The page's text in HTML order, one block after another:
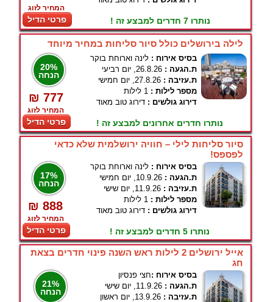
המחיר לזוג
פרטי הדיל נותרו 7 חדרים למבצע זה !
לילה בירושלים כולל סיור סליחות במחיר מיוחד
20%
הנחה
₪ 777
המחיר לזוג
פרטי הדיל
בסיס אירוח : לינה וארוחת בוקר
ת.הגעה : 26.8.26, יום רביעי
ת.עזיבה : 27.8.26, יום חמישי
מספר לילות : 1 לילות
דירוג גולשים : דירוג טוב מאוד
נותרו חדרים אחרונים למבצע זה !
סיור סליחות לילי – חוויה ירושלמית שלא כדאי
לפספס!
17%
הנחה
₪ 888
המחיר לזוג
פרטי הדיל
בסיס אירוח : לינה וארוחת בוקר
ת.הגעה : 10.9.26, יום חמישי
ת.עזיבה : 11.9.26, יום שישי
מספר לילות : 1 לילות
דירוג גולשים : דירוג טוב מאוד
נותרו 5 חדרים למבצע זה !
אייל ירושלים 2 לילות ראש השנה פינוי חדרים בצאת
חג
21%
הנחה
בסיס אירוח :חצי פנסיון
ת.הגעה : 11.9.26, יום שישי
ת.עזיבה : 13.9.26, יום ראשון